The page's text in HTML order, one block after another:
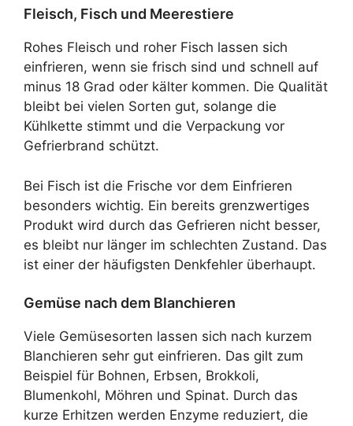
Fleisch, Fisch und Meerestiere
Rohes Fleisch und roher Fisch lassen sich
einfrieren, wenn sie frisch sind und schnell auf
minus 18 Grad oder kälter kommen. Die Qualität
bleibt bei vielen Sorten gut, solange die
Kühlkette stimmt und die Verpackung vor
Gefrierbrand schützt.
Bei Fisch ist die Frische vor dem Einfrieren
besonders wichtig. Ein bereits grenzwertiges
Produkt wird durch das Gefrieren nicht besser,
es bleibt nur länger im schlechten Zustand. Das
ist einer der häufigsten Denkfehler überhaupt.
Gemüse nach dem Blanchieren
Viele Gemüsesorten lassen sich nach kurzem
Blanchieren sehr gut einfrieren. Das gilt zum
Beispiel für Bohnen, Erbsen, Brokkoli,
Blumenkohl, Möhren und Spinat. Durch das
kurze Erhitzen werden Enzyme reduziert, die